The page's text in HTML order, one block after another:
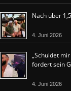
Nach über
4. Juni 2026
„Schuldet
fordert sein
4. Juni 2026